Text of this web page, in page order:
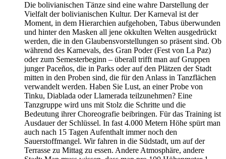
Die bolivianischen Tänze sind eine wahre Darstellung der
Vielfalt der bolivianischen Kultur. Der Karneval ist der
Moment, in dem Hierarchien aufgehoben, Tabus überwunden
und hinter den Masken all jene okkulten Welten ausgedrückt
werden, die in den Glaubensvorstellungen so präsent sind. Ob
während des Karnevals, des Gran Poder (Fest von La Paz)
oder zum Semesterbeginn – überall trifft man auf Gruppen
junger Paceños, die in Parks oder auf den Plätzen der Stadt
mitten in den Proben sind, die für den Anlass in Tanzflächen
verwandelt werden. Haben Sie Lust, an einer Probe von
Tinku, Diablada oder Llamerada teilzunehmen? Eine
Tanzgruppe wird uns mit Stolz die Schritte und die
Bedeutung ihrer Choreografie beibringen. Für das Training ist
Ausdauer der Schlüssel. In fast 4.000 Metern Höhe spürt man
auch nach 15 Tagen Aufenthalt immer noch den
Sauerstoffmangel. Wir fahren in die Südstadt, um auf der
Terrasse zu Mittag zu essen. Andere Atmosphäre, andere